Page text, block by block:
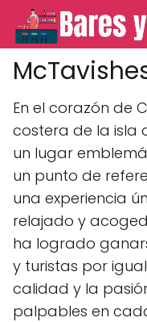
En el corazón de
costera de la isla
un lugar
un punto de
una experiencia
relajado y
ha logrado
y turistas por
calidad y la
palpables en